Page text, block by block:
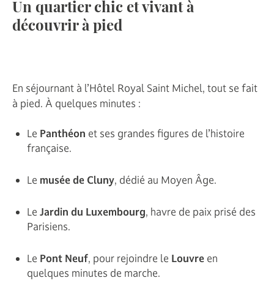
Un quartier chic et vivant à
découvrir à pied
En séjournant à l’Hôtel Royal Saint Michel, tout se fait
à pied. À quelques minutes :
Le Panthéon et ses grandes figures de l’histoire
française.
Le musée de Cluny, dédié au Moyen Âge.
Le Jardin du Luxembourg, havre de paix prisé des
Parisiens.
Le Pont Neuf, pour rejoindre le Louvre en
quelques minutes de marche.